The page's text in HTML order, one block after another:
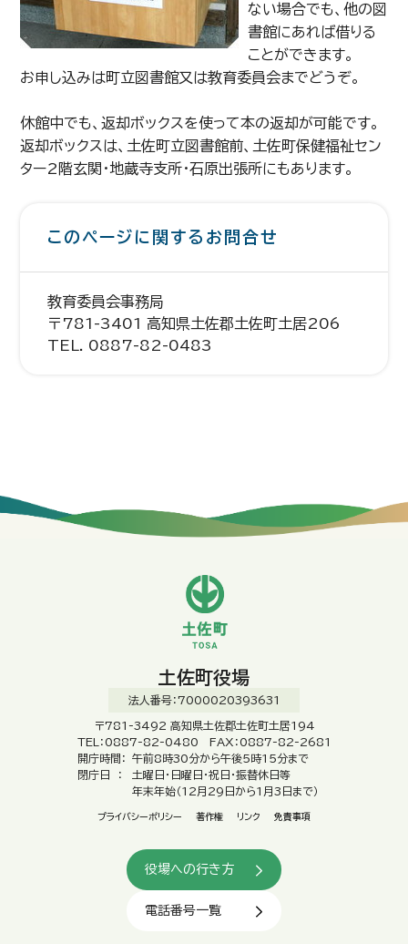
ない場合でも、他の図
書館にあれば借りる
ことができます。
お申し込みは町立図書館又は教育委員会までどうぞ。
休館中でも、返却ボックスを使って本の返却が可能です。
返却ボックスは、土佐町立図書館前、土佐町保健福祉セン
ター2階玄関・地蔵寺支所・石原出張所にもあります。
このページに関するお問合せ
教育委員会事務局
〒781-3401 高知県土佐郡土佐町土居206
TEL. 0887-82-0483
土佐町役場
法人番号：7000020393631
〒781-3492 高知県土佐郡土佐町土居194
TEL：0887-82-0480 FAX：0887-82-2681
開庁時間：
午前8時30分から午後5時15分まで
閉庁日 ：
土曜日・日曜日・祝日・振替休日等
年末年始（12月29日から1月3日まで）
プライバシーポリシー 著作権 リンク 免責事項
役場への行き方
電話番号一覧